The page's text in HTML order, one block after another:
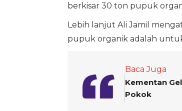
berkisar 30 ton pupuk
Lebih lanjut Ali Jamil
pupuk organik adalah
Baca Juga
Kementan
Pokok